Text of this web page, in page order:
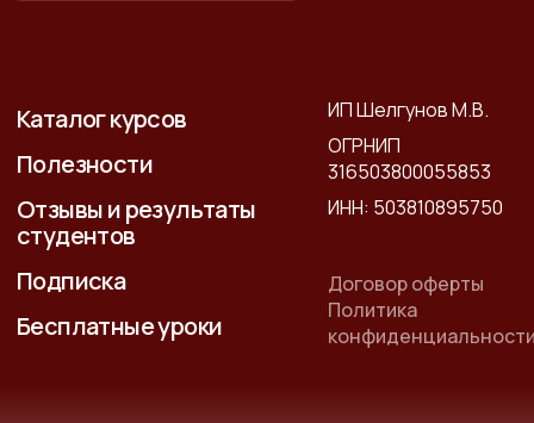
Каталог курсов
Полезности
Отзывы и результаты
студентов
Подписка
Бесплатные уроки
ИП Шелгунов М.В.
ОГРНИП
316503800055853
ИНН: 503810895750
Договор оферты
Политика